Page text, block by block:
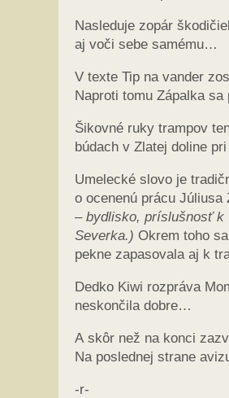
Nasleduje zopár
aj voči sebe samému…
V texte Tip na vander
Naproti tomu Zápalka
Šikovné ruky trampov
búdach v Zlatej doline
Umelecké slovo je
o ocenenú prácu
– bydlisko, príslušnosť k
Severka.) Okrem toho
pekne zapasovala aj k
Dedko Kiwi rozpráva
neskončila dobre…
A skôr než na konci
Na poslednej strane
-r-